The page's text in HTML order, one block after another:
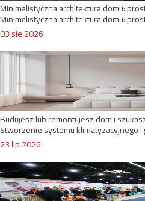
Minimalistyczna architektura domu:
Minimalistyczna architektura domu:
03 sie 2026
Budujesz lub remontujesz dom i
Stworzenie systemu klimatyzacyjnego
23 lip 2026